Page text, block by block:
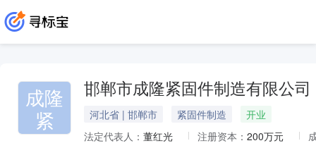
成隆
紧
邯郸市成隆紧固件制造有限公司
河北省 | 邯郸市 紧固件制造
开业
法定代表人： 董红光 注册资本： 200万元